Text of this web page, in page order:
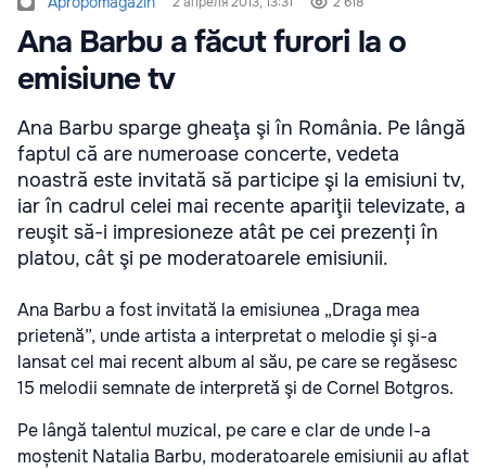
Ana Barbu a făcut furori la o
emisiune tv
Ana Barbu sparge gheaţa şi în România. Pe lângă
faptul că are numeroase concerte, vedeta
noastră este invitată să participe şi la emisiuni tv,
iar în cadrul celei mai recente apariţii televizate, a
reuşit să-i impresioneze atât pe cei prezenți în
platou, cât şi pe moderatoarele emisiunii.
Ana Barbu a fost invitată la emisiunea „Draga mea
prietenă”, unde artista a interpretat o melodie şi şi-a
lansat cel mai recent album al său, pe care se regăsesc
15 melodii semnate de interpretă şi de Cornel Botgros.
Pe lângă talentul muzical, pe care e clar de unde l-a
moștenit Natalia Barbu, moderatoarele emisiunii au aflat